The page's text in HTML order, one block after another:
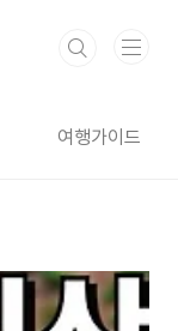
여행가이드